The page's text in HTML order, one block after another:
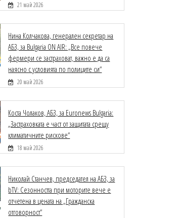
21 май 2026
Нина Колчакова, генерален секретар на
АБЗ, за Bulgaria ON AIR: „Все повече
фермери се застраховат, важно е да са
наясно с условията по полиците си“
20 май 2026
Коста Чолаков, АБЗ, за Euronews Bulgaria:
„Застраховката е част от защитата срещу
климатичните рискове“
18 май 2026
Николай Станчев, председател на АБЗ, за
bTV: Сезонността при моторите вече е
отчетена в цената на „Гражданска
отговорност“